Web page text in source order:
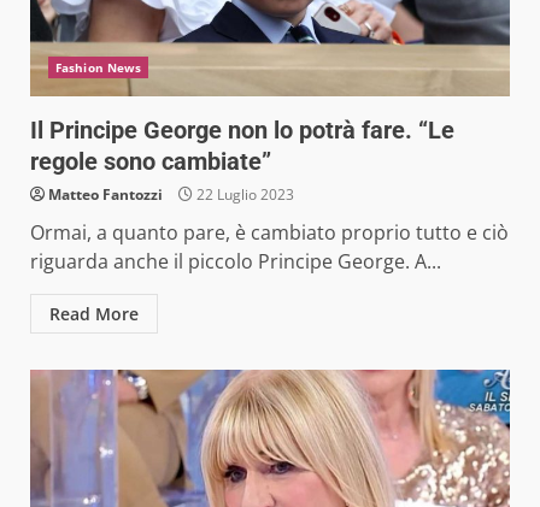
Fashion News
Il Principe George non lo potrà fare. “Le
regole sono cambiate”
Matteo Fantozzi 22 Luglio 2023
Ormai, a quanto pare, è cambiato proprio tutto e ciò
riguarda anche il piccolo Principe George. A...
Read More